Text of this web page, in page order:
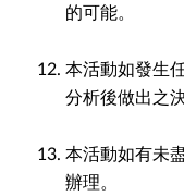
的可能。
本活動如發生
分析後做出之
本活動如有未
辦理。